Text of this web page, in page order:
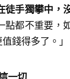
徒手獨攀中，
點都不重要，
錢得多了。」